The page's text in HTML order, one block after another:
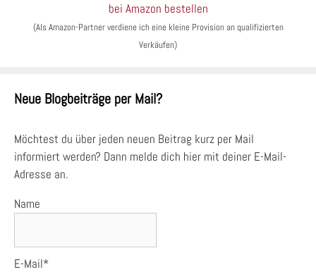
bei Amazon bestellen
(Als Amazon-Partner verdiene ich eine kleine Provision an qualifizierten
Verkäufen)
Neue Blogbeiträge per Mail?
Möchtest du über jeden neuen Beitrag kurz per Mail
informiert werden? Dann melde dich hier mit deiner E-Mail-
Adresse an.
Name
E-Mail*